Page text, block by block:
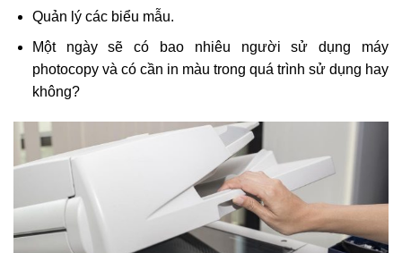
Quản lý các biểu mẫu.
Một ngày sẽ có bao nhiêu người sử dụng máy
photocopy và có cần in màu trong quá trình sử dụng hay
không?